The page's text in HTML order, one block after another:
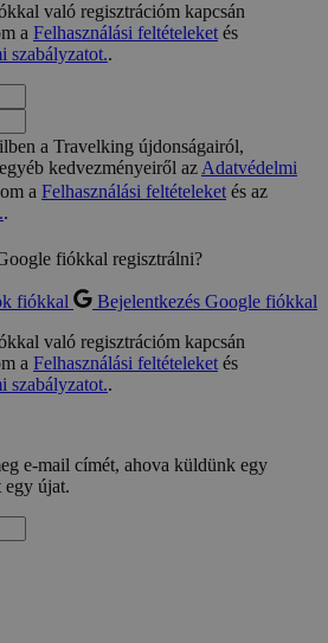
való regisztrációm kapcsán
a Felhasználási feltételeketés
szabályzatot..
a Travelking újdonságairól,
kedvezményeiről azAdatvédelmi
a Felhasználási feltételeketés az
.
fiókkal regisztrálni?
fiókkal
Bejelentkezés Google fiókkal
való regisztrációm kapcsán
a Felhasználási feltételeketés
szabályzatot..
e-mail címét, ahova küldünk egy
egy újat.